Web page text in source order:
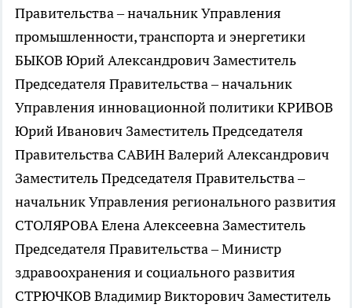
Правительства – начальник Управления
промышленности, транспорта и энергетики
БЫКОВ Юрий Александрович Заместитель
Председателя Правительства – начальник
Управления инновационной политики КРИВОВ
Юрий Иванович Заместитель Председателя
Правительства САВИН Валерий Александрович
Заместитель Председателя Правительства –
начальник Управления регионального развития
СТОЛЯРОВА Елена Алексеевна Заместитель
Председателя Правительства – Министр
здравоохранения и социального развития
СТРЮЧКОВ Владимир Викторович Заместитель